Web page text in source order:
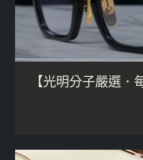
【光明分子嚴選